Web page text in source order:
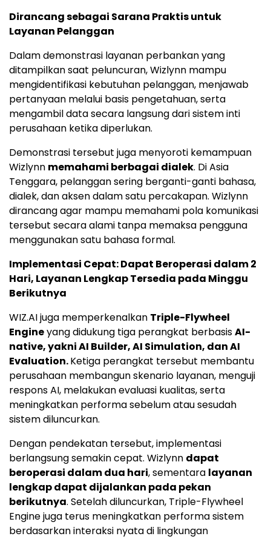
Dirancang sebagai Sarana Praktis untuk
Layanan Pelanggan
Dalam demonstrasi layanan perbankan yang
ditampilkan saat peluncuran, Wizlynn mampu
mengidentifikasi kebutuhan pelanggan, menjawab
pertanyaan melalui basis pengetahuan, serta
mengambil data secara langsung dari sistem inti
perusahaan ketika diperlukan.
Demonstrasi tersebut juga menyoroti kemampuan
Wizlynn memahami berbagai dialek. Di Asia
Tenggara, pelanggan sering berganti-ganti bahasa,
dialek, dan aksen dalam satu percakapan. Wizlynn
dirancang agar mampu memahami pola komunikasi
tersebut secara alami tanpa memaksa pengguna
menggunakan satu bahasa formal.
Implementasi Cepat: Dapat Beroperasi dalam 2
Hari, Layanan Lengkap Tersedia pada Minggu
Berikutnya
WIZ.AI juga memperkenalkan Triple-Flywheel
Engineyang didukung tiga perangkat berbasisAI-
native, yakni AI Builder, AI Simulation, dan AI
Evaluation.Ketiga perangkat tersebut membantu
perusahaan membangun skenario layanan, menguji
respons AI, melakukan evaluasi kualitas, serta
meningkatkan performa sebelum atau sesudah
sistem diluncurkan.
Dengan pendekatan tersebut, implementasi
berlangsung semakin cepat. Wizlynn dapat
beroperasi dalam dua hari, sementara layanan
lengkap dapat dijalankan pada pekan
berikutnya. Setelah diluncurkan, Triple-Flywheel
Engine juga terus meningkatkan performa sistem
berdasarkan interaksi nyata di lingkungan